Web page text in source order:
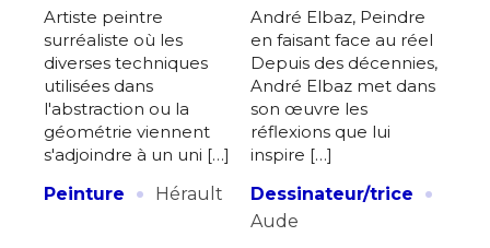
Artiste peintre
surréaliste où les
diverses techniques
utilisées dans
l'abstraction ou la
géométrie viennent
s'adjoindre à un uni […]
Peinture
· Hérault
André Elbaz, Peindre
en faisant face au réel
Depuis des décennies,
André Elbaz met dans
son œuvre les
réflexions que lui
inspire […]
Dessinateur/trice
·
Aude